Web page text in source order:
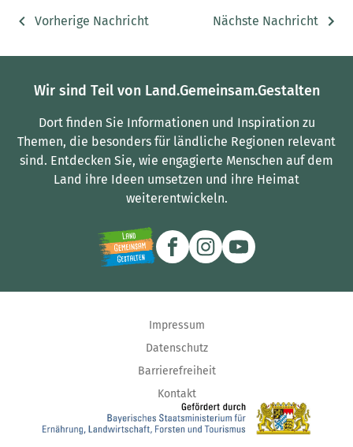
Vorherige Nachricht Nächste Nachricht
Wir sind Teil von Land.Gemeinsam.Gestalten
Dort finden Sie Informationen und Inspiration zu
Themen, die besonders für ländliche Regionen relevant
sind. Entdecken Sie, wie engagierte Menschen auf dem
Land ihre Ideen umsetzen und ihre Heimat
weiterentwickeln.
Impressum
Datenschutz
Barrierefreiheit
Kontakt